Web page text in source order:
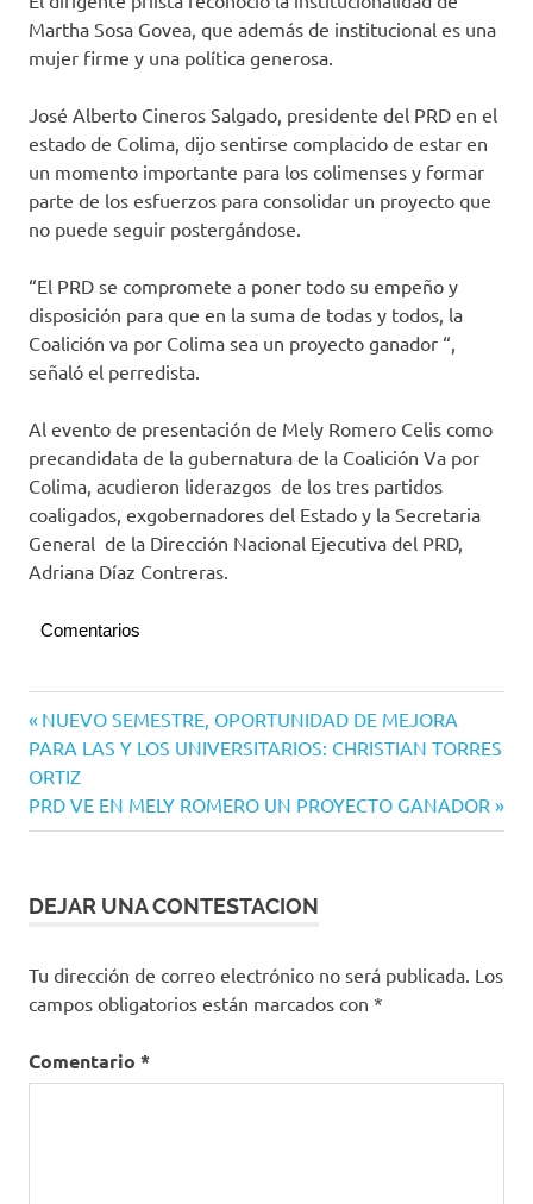
Martha Sosa Govea, que además de institucional es una
mujer firme y una política generosa.
José Alberto Cineros Salgado, presidente del PRD en el
estado de Colima, dijo sentirse complacido de estar en
un momento importante para los colimenses y formar
parte de los esfuerzos para consolidar un proyecto que
no puede seguir postergándose.
“El PRD se compromete a poner todo su empeño y
disposición para que en la suma de todas y todos, la
Coalición va por Colima sea un proyecto ganador “,
señaló el perredista.
Al evento de presentación de Mely Romero Celis como
precandidata de la gubernatura de la Coalición Va por
Colima, acudieron liderazgos de los tres partidos
coaligados, exgobernadores del Estado y la Secretaria
General de la Dirección Nacional Ejecutiva del PRD,
Adriana Díaz Contreras.
Comentarios
Navegación
de
entradas
Entrada
anterior:
NUEVO SEMESTRE, OPORTUNIDAD DE MEJORA
PARA LAS Y LOS UNIVERSITARIOS: CHRISTIAN TORRES
ORTIZ
Siguiente
entrada:
PRD VE EN MELY ROMERO UN PROYECTO GANADOR
DEJAR UNA CONTESTACION
Tu dirección de correo electrónico no será publicada. Los
campos obligatorios están marcados con *
Comentario *